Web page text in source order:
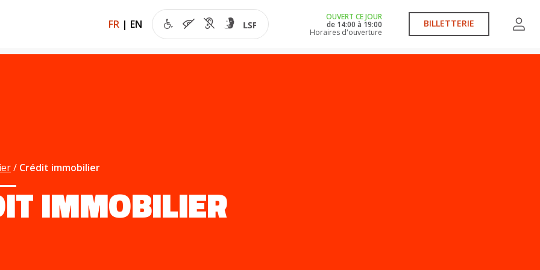
FR | EN
OUVERT CE JOUR
de 14:00 à 19:00
Horaires d'ouverture
BILLETTERIE
Crédit immobilier
IMMOBILIER